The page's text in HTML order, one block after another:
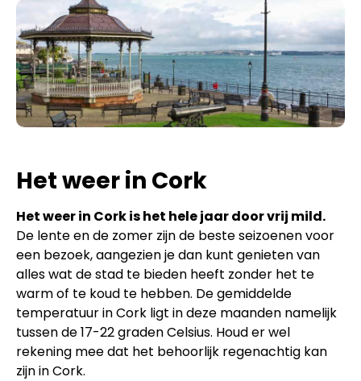
Het weer in Cork
Het weer in Cork is het hele jaar door vrij mild.
De lente en de zomer zijn de beste seizoenen voor
een bezoek, aangezien je dan kunt genieten van
alles wat de stad te bieden heeft zonder het te
warm of te koud te hebben. De gemiddelde
temperatuur in Cork ligt in deze maanden namelijk
tussen de 17-22 graden Celsius. Houd er wel
rekening mee dat het behoorlijk regenachtig kan
zijn in Cork.